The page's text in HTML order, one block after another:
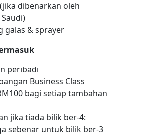
dibenarkan oleh
galas & sprayer
peribadi
Business Class
bagi setiap tambahan
jika tiada bilik ber-4:
sebenar untuk bilik ber-3